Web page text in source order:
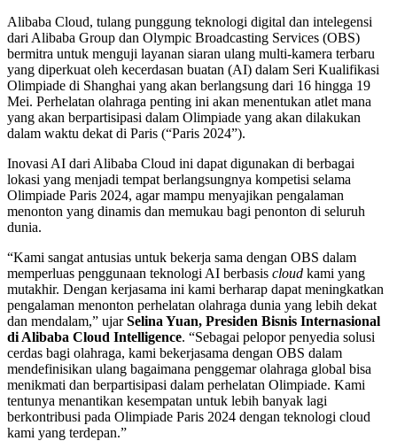
Alibaba Cloud, tulang punggung teknologi digital dan intelegensi
dari Alibaba Group dan Olympic Broadcasting Services (OBS)
bermitra untuk menguji layanan siaran ulang multi-kamera terbaru
yang diperkuat oleh kecerdasan buatan (AI) dalam Seri Kualifikasi
Olimpiade di Shanghai yang akan berlangsung dari 16 hingga 19
Mei. Perhelatan olahraga penting ini akan menentukan atlet mana
yang akan berpartisipasi dalam Olimpiade yang akan dilakukan
dalam waktu dekat di Paris (“Paris 2024”).
Inovasi AI dari Alibaba Cloud ini dapat digunakan di berbagai
lokasi yang menjadi tempat berlangsungnya kompetisi selama
Olimpiade Paris 2024, agar mampu menyajikan pengalaman
menonton yang dinamis dan memukau bagi penonton di seluruh
dunia.
“Kami sangat antusias untuk bekerja sama dengan OBS dalam
memperluas penggunaan teknologi AI berbasis cloud kami yang
mutakhir. Dengan kerjasama ini kami berharap dapat meningkatkan
pengalaman menonton perhelatan olahraga dunia yang lebih dekat
dan mendalam,” ujarSelina Yuan, Presiden Bisnis Internasional
di Alibaba Cloud Intelligence. “Sebagai pelopor penyedia solusi
cerdas bagi olahraga, kami bekerjasama dengan OBS dalam
mendefinisikan ulang bagaimana penggemar olahraga global bisa
menikmati dan berpartisipasi dalam perhelatan Olimpiade. Kami
tentunya menantikan kesempatan untuk lebih banyak lagi
berkontribusi pada Olimpiade Paris 2024 dengan teknologi cloud
kami yang terdepan.”